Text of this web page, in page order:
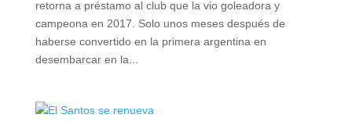
retorna a préstamo al club que la vio goleadora y
campeona en 2017. Solo unos meses después de
haberse convertido en la primera argentina en
desembarcar en la...